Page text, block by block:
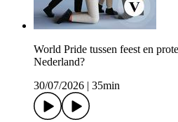
World Pride tussen feest en
Nederland?
30/07/2026
35min